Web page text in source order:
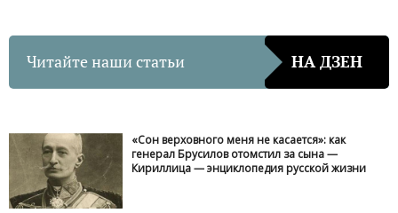
Читайте наши статьи НА ДЗЕН
«Сон верховного меня не касается»: как
генерал Брусилов отомстил за сына —
Кириллица — энциклопедия русской жизни